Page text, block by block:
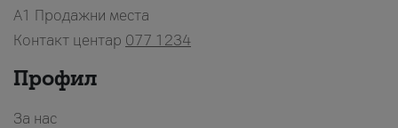
A1 Продажни места
Контакт центар 077 1234
Профил
За нас